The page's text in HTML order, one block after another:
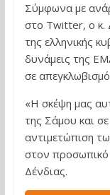
Σύμφωνα με
στο Twitter, ο κ.
της ελληνικής
δυνάμεις της
σε
«H σκέψη μας
της Σάμου και
αντιμετώπιση
στον προσωπικό
Δένδιας.